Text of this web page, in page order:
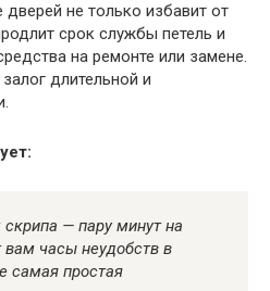
дверей не только избавит от
срок службы петель и
на ремонте или замене.
длительной и
— пару минут на
вам часы неудобств в
самая простая